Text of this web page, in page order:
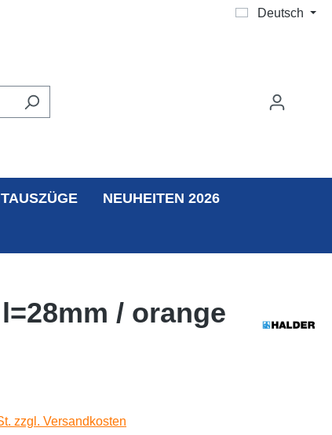
Deutsch
NEUHEITEN 2026
/ orange
zzgl. Versandkosten